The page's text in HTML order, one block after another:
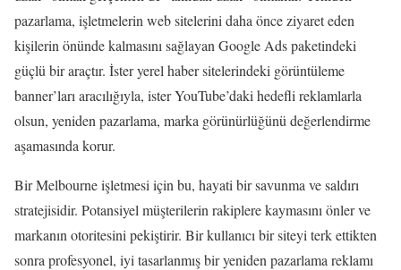
pazarlama, işletmelerin web sitelerini daha önce ziyaret eden
kişilerin önünde kalmasını sağlayan Google Ads paketindeki
güçlü bir araçtır. İster yerel haber sitelerindeki görüntüleme
banner’ları aracılığıyla, ister YouTube’daki hedefli reklamlarla
olsun, yeniden pazarlama, marka görünürlüğünü değerlendirme
aşamasında korur.
Bir Melbourne işletmesi için bu, hayati bir savunma ve saldırı
stratejisidir. Potansiyel müşterilerin rakiplere kaymasını önler ve
markanın otoritesini pekiştirir. Bir kullanıcı bir siteyi terk ettikten
sonra profesyonel, iyi tasarlanmış bir yeniden pazarlama reklamı